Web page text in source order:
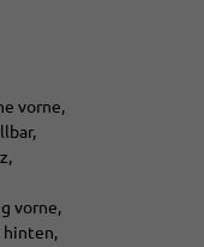
vorne,
vorne,
hinten,